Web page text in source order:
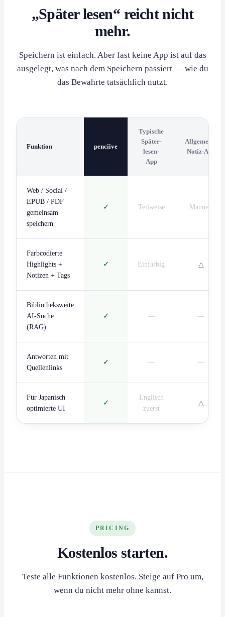
„Später lesen“ reicht nicht
mehr.
Speichern ist einfach. Aber fast keine App ist auf das
ausgelegt, was nach dem Speichern passiert — wie du
das Bewahrte tatsächlich nutzt.
Funktion penciive
Typische
Später-
lesen-
App
Allgemeine
Notiz-App
Web / Social /
EPUB / PDF
gemeinsam
speichern
✓ Teilweise Manuell
Farbcodierte
Highlights +
Notizen + Tags
✓ Einfarbig △
Bibliotheksweite
AI-Suche
(RAG)
✓ — —
Antworten mit
Quellenlinks
✓ — —
Für Japanisch
optimierte UI
✓
Englisch
zuerst
△
PRICING
Kostenlos starten.
Teste alle Funktionen kostenlos. Steige auf Pro um,
wenn du nicht mehr ohne kannst.